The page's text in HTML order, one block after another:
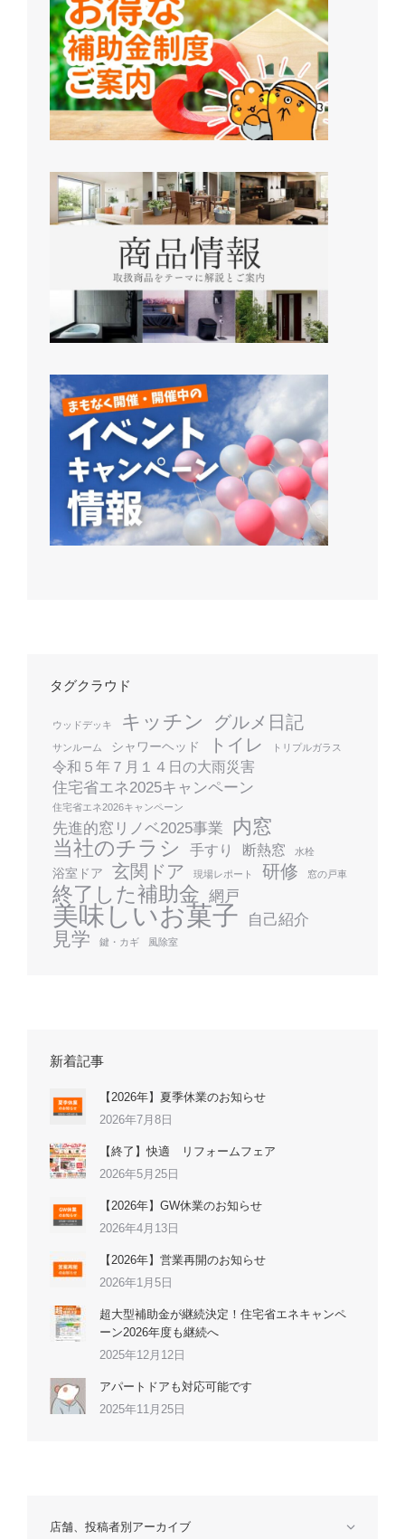
タグクラウド
ウッドデッキ キッチン グルメ日記
サンルーム シャワーヘッド トイレ トリプルガラス
令和５年７月１４日の大雨災害
住宅省エネ2025キャンペーン
住宅省エネ2026キャンペーン
先進的窓リノベ2025事業 内窓
当社のチラシ 手すり 断熱窓 水栓
浴室ドア 玄関ドア 現場レポート 研修 窓の戸車
終了した補助金 網戸
美味しいお菓子 自己紹介
見学 鍵・カギ 風除室
新着記事
【2026年】夏季休業のお知らせ
2026年7月8日
【終了】快適 リフォームフェア
2026年5月25日
【2026年】GW休業のお知らせ
2026年4月13日
【2026年】営業再開のお知らせ
2026年1月5日
超大型補助金が継続決定！住宅省エネキャンペ
ーン2026年度も継続へ
2025年12月12日
アパートドアも対応可能です
2025年11月25日
店舗、投稿者別アーカイブ